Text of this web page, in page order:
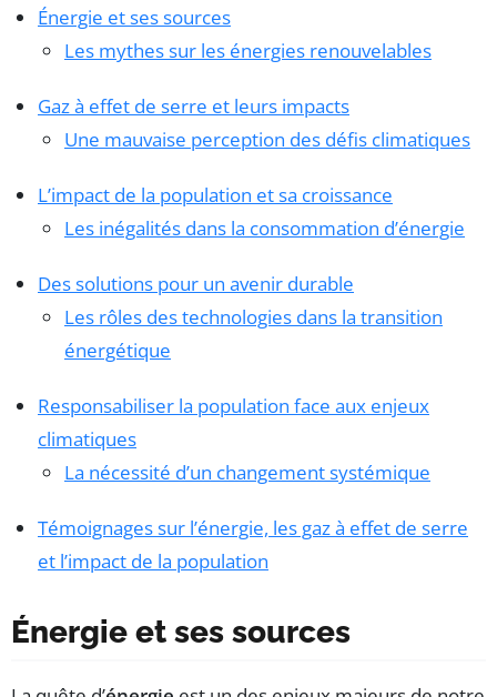
Énergie et ses sources
Les mythes sur les énergies renouvelables
Gaz à effet de serre et leurs impacts
Une mauvaise perception des défis climatiques
L’impact de la population et sa croissance
Les inégalités dans la consommation d’énergie
Des solutions pour un avenir durable
Les rôles des technologies dans la transition
énergétique
Responsabiliser la population face aux enjeux
climatiques
La nécessité d’un changement systémique
Témoignages sur l’énergie, les gaz à effet de serre
et l’impact de la population
Énergie et ses sources